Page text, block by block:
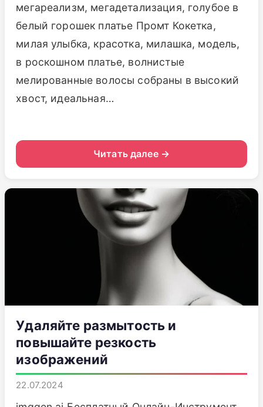
мегареализм, мегадетализация, голубое в
белый горошек платье Промт Кокетка,
милая улыбка, красотка, милашка, модель,
в роскошном платье, волнистые
мелированные волосы собраны в высокий
хвост, идеальная…
Читать далее →
Удаляйте размытость и
повышайте резкость
изображений
22.07.2024